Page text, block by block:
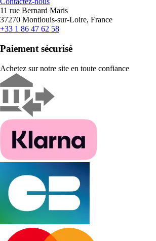
11 rue Bernard Maris
37270 Montlouis-sur-Loire, France
+33 1 86 47 62 58
Paiement sécurisé
Achetez sur notre site en toute confiance